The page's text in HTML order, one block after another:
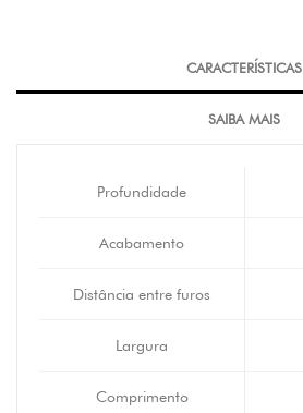
CARACTERÍSTICAS
SAIBA MAIS
Profundidade
Acabamento
Distância entre furos
Largura
Comprimento